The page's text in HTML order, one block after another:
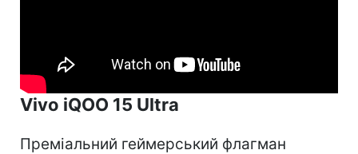
Vivo iQOO 15 Ultra
Преміальний геймерський флагман